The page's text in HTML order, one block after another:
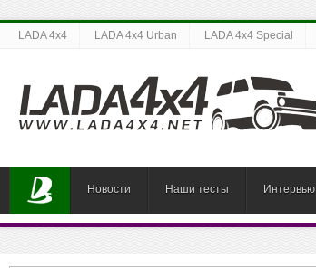
LADA 4x4 LADA 4x4 Urban LADA 4x4 Special
Новости Наши тесты Интервью